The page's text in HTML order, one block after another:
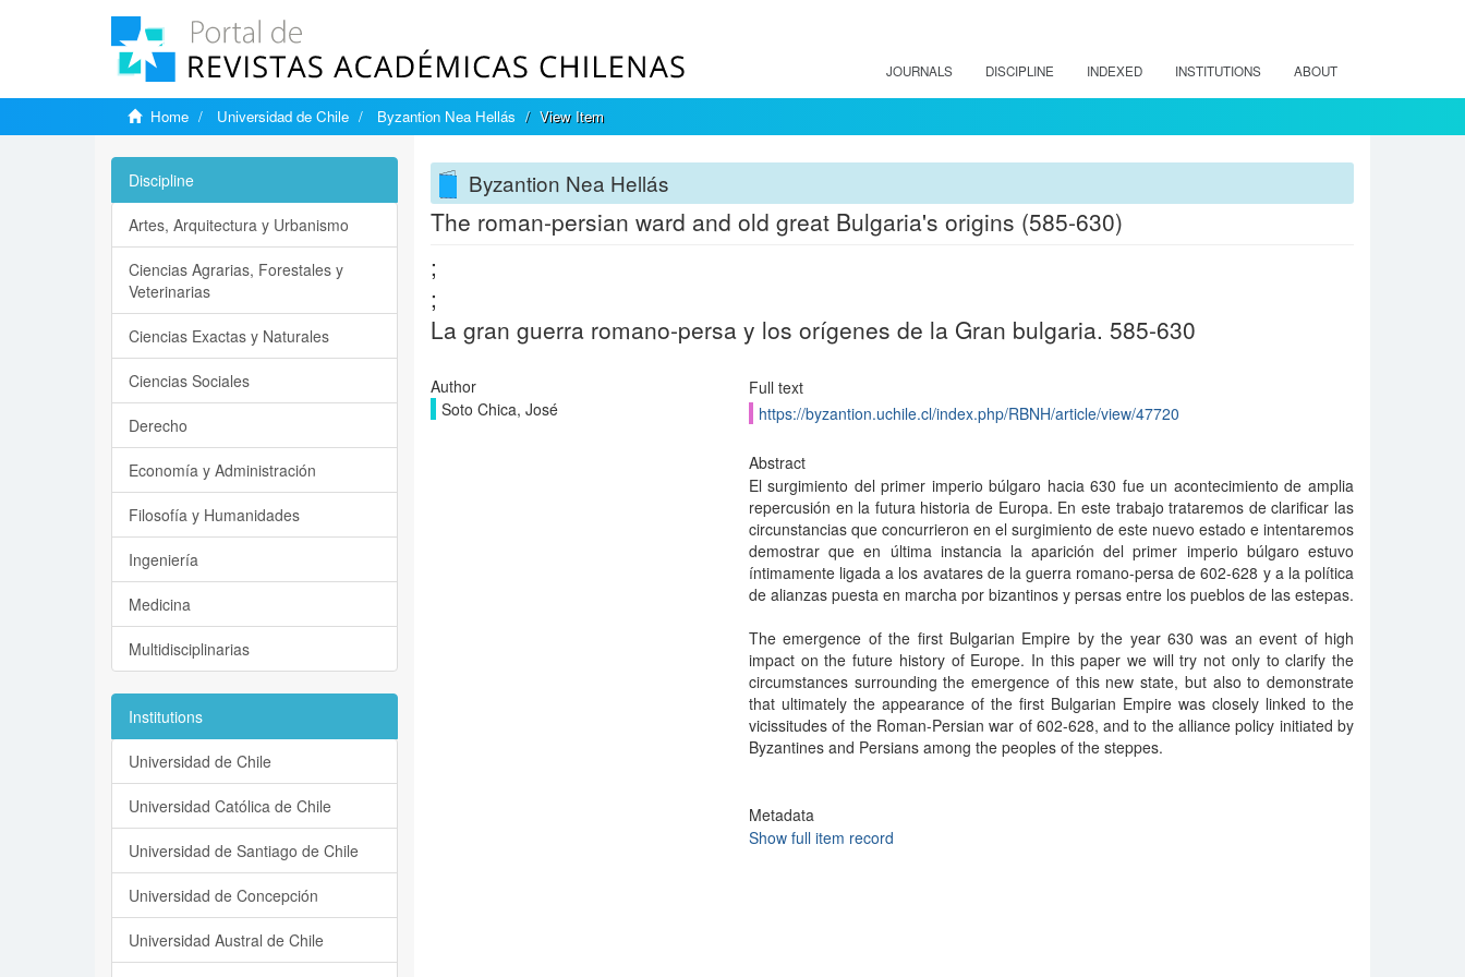
JOURNALS DISCIPLINE INDEXED INSTITUTIONS ABOUT
Home Universidad de Chile Byzantion Nea Hellás View Item
Byzantion Nea Hellás
The roman-persian ward and old great Bulgaria's origins (585-630)
;
;
La gran guerra romano-persa y los orígenes de la Gran bulgaria. 585-630
Author
Soto Chica, José
Full text
https://byzantion.uchile.cl/index.php/RBNH/article/view/47720
Abstract
El surgimiento del primer imperio búlgaro hacia 630 fue un acontecimiento de amplia
repercusión en la futura historia de Europa. En este trabajo trataremos de clarificar las
circunstancias que concurrieron en el surgimiento de este nuevo estado e intentaremos
demostrar que en última instancia la aparición del primer imperio búlgaro estuvo
íntimamente ligada a los avatares de la guerra romano-persa de 602-628 y a la política
de alianzas puesta en marcha por bizantinos y persas entre los pueblos de las estepas.
The emergence of the first Bulgarian Empire by the year 630 was an event of high
impact on the future history of Europe. In this paper we will try not only to clarify the
circumstances surrounding the emergence of this new state, but also to demonstrate
that ultimately the appearance of the first Bulgarian Empire was closely linked to the
vicissitudes of the Roman-Persian war of 602-628, and to the alliance policy initiated by
Byzantines and Persians among the peoples of the steppes.
Metadata
Show full item record
Discipline
Artes, Arquitectura y Urbanismo
Ciencias Agrarias, Forestales y
Veterinarias
Ciencias Exactas y Naturales
Ciencias Sociales
Derecho
Economía y Administración
Filosofía y Humanidades
Ingeniería
Medicina
Multidisciplinarias
Institutions
Universidad de Chile
Universidad Católica de Chile
Universidad de Santiago de Chile
Universidad de Concepción
Universidad Austral de Chile